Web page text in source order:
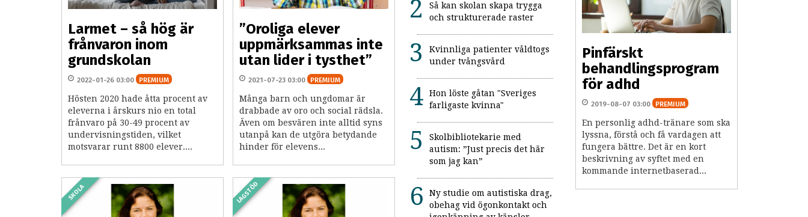
Larmet – så hög är
frånvaron inom
grundskolan
2022-01-26 03:00 PREMIUM
Hösten 2020 hade åtta procent av
eleverna i årskurs nio en total
frånvaro på 30-49 procent av
undervisningstiden, vilket
motsvarar runt 8800 elever....
”Oroliga elever
uppmärksammas inte
utan lider i tysthet”
2021-07-23 03:00 PREMIUM
Många barn och ungdomar är
drabbade av oro och social rädsla.
Även om besvären inte alltid syns
utanpå kan de utgöra betydande
hinder för elevens...
Så kan skolan skapa trygga
och strukturerade raster
Kvinnliga patienter våldtogs
under tvångsvård
Hon löste gåtan "Sveriges
farligaste kvinna"
Skolbibliotekarie med
autism: ”Just precis det här
som jag kan”
Ny studie om autistiska drag,
obehag vid ögonkontakt och
Pinfärskt
behandlingsprogram
för adhd
2019-08-07 03:00 PREMIUM
En personlig adhd-tränare som ska
lyssna, förstå och få vardagen att
fungera bättre. Det är en kort
beskrivning av syftet med en
kommande internetbaserad...
SKOLA LAGSTÖD